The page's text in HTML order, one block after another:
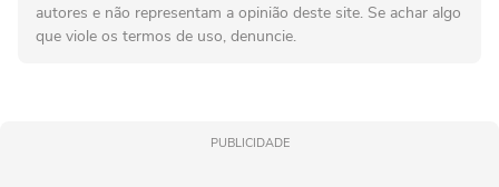
autores e não representam a opinião deste site. Se achar algo
que viole os termos de uso, denuncie.
PUBLICIDADE